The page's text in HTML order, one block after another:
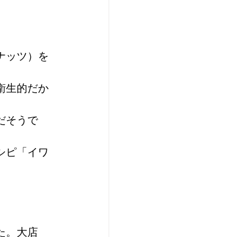
ッツ）を
生的だか
そうで
ピ「イワ
。大店